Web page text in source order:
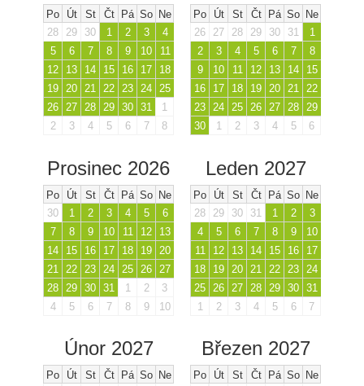
Po Út St Čt Pá So Ne
28
29 30 1 2 3
4
5
6 7 8 9 10
11
12
13 14 15 16 17
18
19 20 21 22 23 24 25
26 27 28 29 30 31
1
2
3 4 5 6 7 8
Po Út St Čt Pá So Ne
26
27 28 29 30 31
1
2
3 4 5 6 7
8
9
10 11 12 13 14
15
16
17 18 19 20 21 22
23 24 25 26 27 28 29
30
1 2 3 4 5 6
Prosinec 2026
Po Út St Čt Pá So Ne
30
1 2 3 4 5
6
7
8 9 10 11 12
13
14
15 16 17 18 19
20
21
22 23 24 25 26
27
28
29 30 31 1 2
3
4
5 6 7 8 9 10
Leden 2027
Po Út St Čt Pá So Ne
28
29 30 31 1 2
3
4
5 6 7 8 9
10
11
12 13 14 15 16
17
18
19 20 21 22 23
24
25
26 27 28 29 30 31
1
2 3 4 5 6 7
Únor 2027
Po Út St Čt Pá So Ne
Březen 2027
Po Út St Čt Pá So Ne